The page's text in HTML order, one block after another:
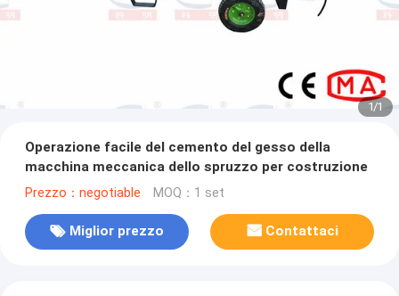
1/1
Operazione facile del cemento del gesso della
macchina meccanica dello spruzzo per costruzione
Prezzo：negotiable MOQ：1 set
Miglior prezzo Contattaci